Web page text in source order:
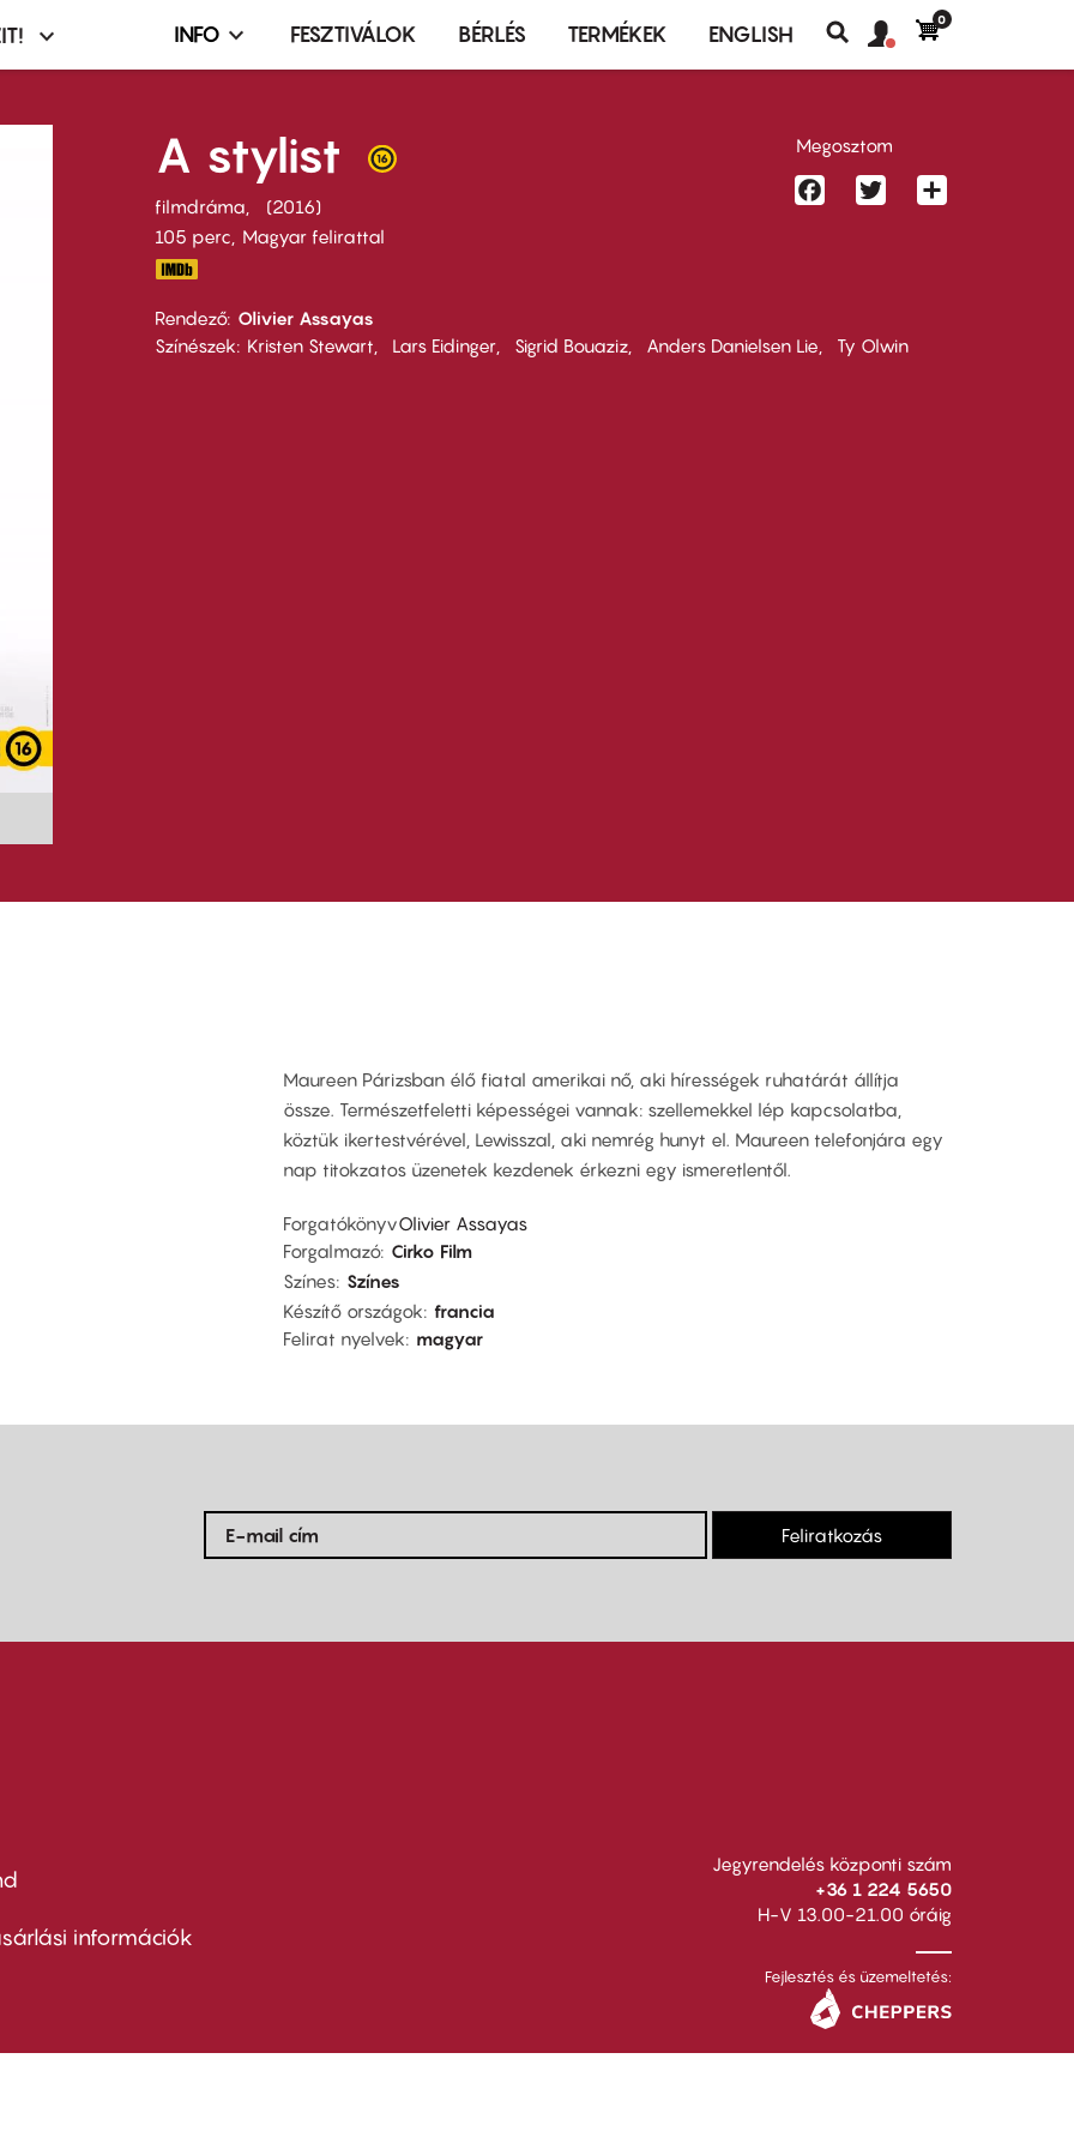
Infó,
terembérlés
menü
INFO FESZTIVÁLOK BÉRLÉS TERMÉKEK ENGLISH
Keresés
fiók
Felhasználói
0
A stylist
filmdráma
2016
105 perc,
Magyar felirattal
Rendező Olivier Assayas
Színészek
Kristen Stewart Lars Eidinger Sigrid Bouaziz Anders Danielsen Lie Ty Olwin
Megosztom
FacebookTwitter
Maureen Párizsban élő fiatal amerikai nő, aki hírességek ruhatárát állítja
össze. Természetfeletti képességei vannak: szellemekkel lép kapcsolatba,
köztük ikertestvérével, Lewisszal, aki nemrég hunyt el. Maureen telefonjára egy
nap titokzatos üzenetek kezdenek érkezni egy ismeretlentől.
ForgatókönyvOlivier Assayas
Forgalmazó Cirko Film
Színes Színes
Készítő országok francia
Felirat nyelvek
magyar
Feliratkozás
információk
Jegyrendelés központi szám
+36 1 224 5650
H-V 13.00-21.00 óráig
Fejlesztés és üzemeltetés: